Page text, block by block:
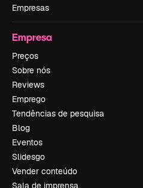
Empresas
Empresa
Preços
Sobre nós
Reviews
Emprego
Tendências de pesquisa
Blog
Eventos
Slidesgo
Vender conteúdo
Sala de imprensa